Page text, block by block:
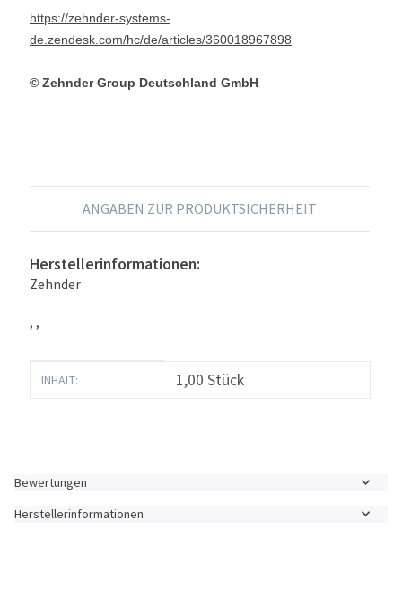
https://zehnder-systems-
de.zendesk.com/hc/de/articles/360018967898
© Zehnder Group Deutschland GmbH
ANGABEN ZUR PRODUKTSICHERHEIT
Herstellerinformationen:
Zehnder
, ,
Produkteigenschaft
Wert
INHALT: 1,00 Stück
Bewertungen
Herstellerinformationen